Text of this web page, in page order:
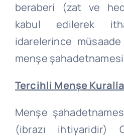
beraberi (zat ve
kabul edilerek
idarelerince
menşe
Tercihli Menşe
Menşe
(ibrazı ihtiyaridir)